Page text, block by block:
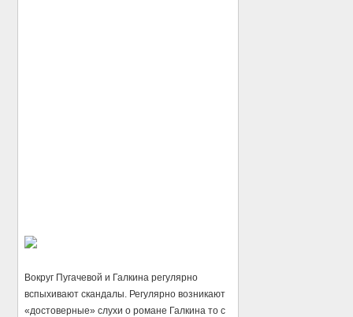
Вокруг Пугачевой и Галкина регулярно
вспыхивают скандалы. Регулярно возникают
«достоверные» слухи о романе Галкина то с